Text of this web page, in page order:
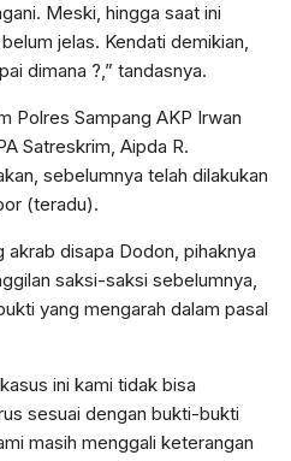
Meski, hingga saat ini
jelas. Kendati demikian,
dimana ?,” tandasnya.
Polres Sampang AKP Irwan
Satreskrim, Aipda R.
sebelumnya telah dilakukan
(teradu).
akrab disapa Dodon, pihaknya
saksi-saksi sebelumnya,
yang mengarah dalam pasal
ini kami tidak bisa
sesuai dengan bukti-bukti
masih menggali keterangan